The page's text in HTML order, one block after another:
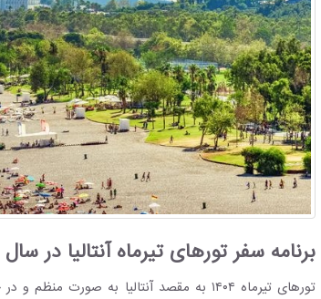
برنامه سفر تورهای تیرماه آنتالیا در سال ۱۴۰۴
تورهای تیرماه ۱۴۰۴ به مقصد آنتالیا به